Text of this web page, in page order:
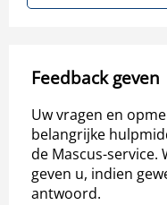
Feedback geven
Uw vragen en
belangrijke
de Mascus-service.
geven u, indien
antwoord.